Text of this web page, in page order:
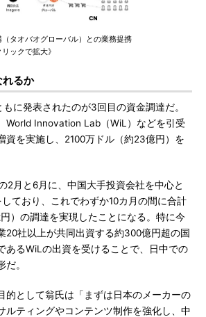
タオバオグローバル）との業務提携
ックで拡大》
れるか
に発表されたのが3回目の資金調達だ。
World Innovation Lab（WiL）などを引受
資を実施し、2100万ドル（約23億円）を
2月と6月に、中国大手投資会社を中心と
ており、これでわずか10カ月の間に合計
）の調達を実現したことになる。特に今
20社以上が共同出資する約300億円超の国
あるWiLの出資を受けることで、日中での
。
として翁氏は「まずは日本のメーカーの
ルティングやコンテンツ制作を強化し、中